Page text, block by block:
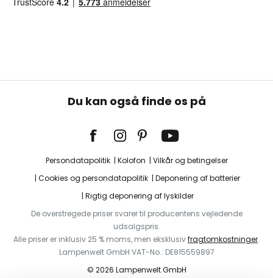
Du kan også finde os på
Persondatapolitik Kolofon
Vilkår og betingelser
Cookies og persondatapolitik
Deponering af batterier
Rigtig deponering af lyskilder
De overstregede priser svarer til producentens vejledende
udsalgspris.
Alle priser er inklusiv 25 % moms, men eksklusivfragtomkostninger.
Lampenwelt GmbH VAT-No.: DE815559897
© 2026 Lampenwelt GmbH